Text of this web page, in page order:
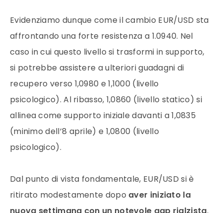
Evidenziamo dunque come il cambio EUR/USD sta
affrontando una forte resistenza a 1.0940. Nel
caso in cui questo livello si trasformi in supporto,
si potrebbe assistere a ulteriori guadagni di
recupero verso 1,0980 e 1,1000 (livello
psicologico). Al ribasso, 1,0860 (livello statico) si
allinea come supporto iniziale davanti a 1,0835
(minimo dell’8 aprile) e 1,0800 (livello
psicologico).
Dal punto di vista fondamentale, EUR/USD si è
ritirato modestamente dopo aver iniziato la